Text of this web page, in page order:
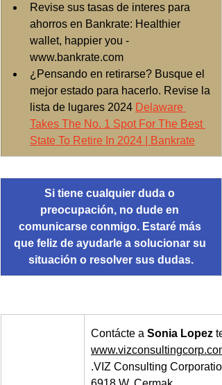
Revise sus tasas de interes para
ahorros en Bankrate: Healthier
wallet, happier you -
www.bankrate.com
¿Pensando en retirarse? Busque el
mejor estado para hacerlo. Revise la
lista de lugares 2024 Delaware
Takes The No. 1 Spot For The Best
State To Retire In 2024 | Bankrate
Si tiene cualquier duda o
preocupación, no dude en
comunicarse conmigo. Estaré más
que feliz de ayudarle a solucionar su
situación o resolver sus dudas.
Contácte a Sonia Lopez
www.vizconsultingcorp.com
.VIZ Consulting Corporation